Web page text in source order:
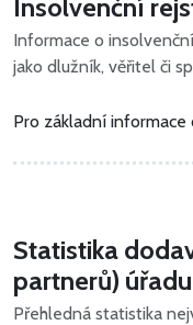
Insolvenční
Informace o
jako dlužník, věřitel či
Pro základní
Statistika
partnerů) úřadu
Přehledná statistika